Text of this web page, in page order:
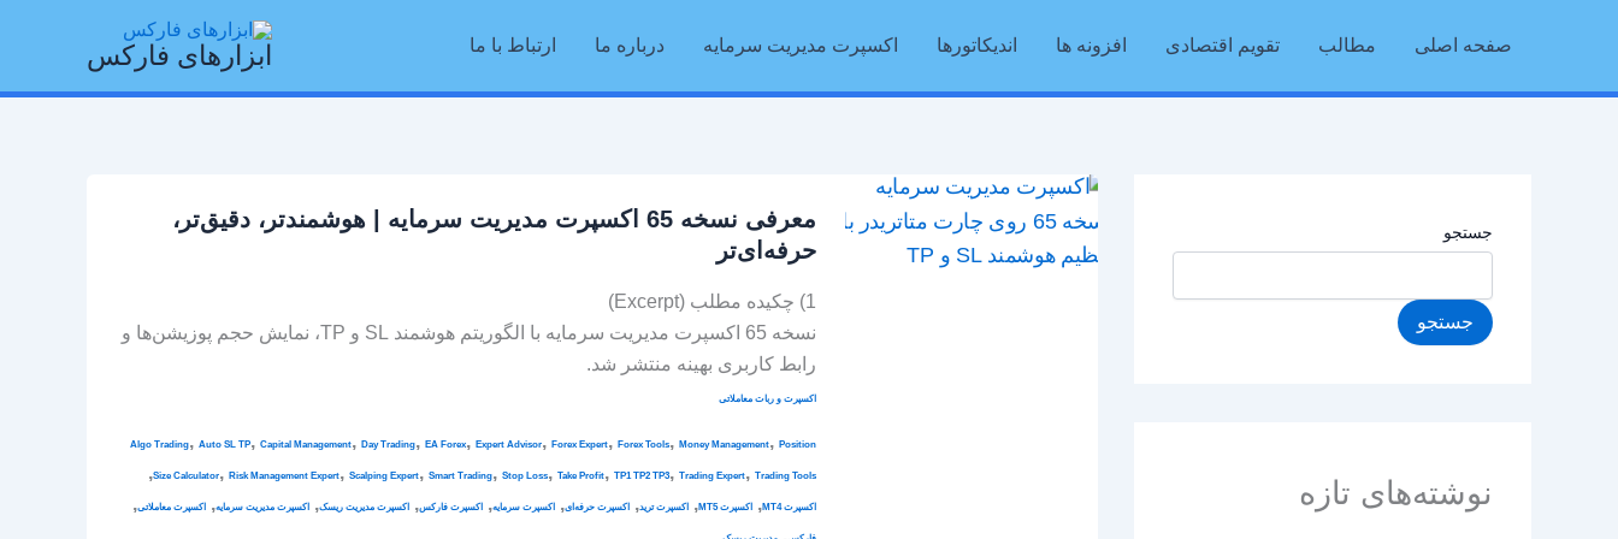
صفحه اصلی مطالب تقویم اقتصادی افزونه ها اندیکاتورها اکسپرت مدیریت سرمایه درباره ما ارتباط با ما ابزارهای فارکس
جستجو
جستجو
نوشته‌های تازه
معرفی نسخه 65 اکسپرت مدیریت سرمایه | هوشمندتر، دقیق‌تر،
حرفه‌ای‌تر
1) چکیده مطلب (Excerpt)
نسخه 65 اکسپرت مدیریت سرمایه با الگوریتم هوشمند SL و TP، نمایش حجم پوزیشن‌ها و
رابط کاربری بهینه منتشر شد.
اکسپرت و ربات معاملاتی
Algo Trading, Auto SL TP, Capital Management, Day Trading, EA Forex, Expert Advisor, Forex Expert, Forex Tools, Money Management, Position
Size Calculator, Risk Management Expert, Scalping Expert, Smart Trading, Stop Loss, Take Profit, TP1 TP2 TP3, Trading Expert, Trading Tools
,
اکسپرت MT4 , اکسپرت MT5 , اکسپرت ترید, اکسپرت حرفه‌ای, اکسپرت سرمایه, اکسپرت فارکس, اکسپرت مدیریت ریسک, اکسپرت مدیریت سرمایه, اکسپرت معاملاتی,
نسخه
65
مدیریت
سرمایه
|
هوشمندتر،
دقیق‌تر،
حرفه‌ای‌تر